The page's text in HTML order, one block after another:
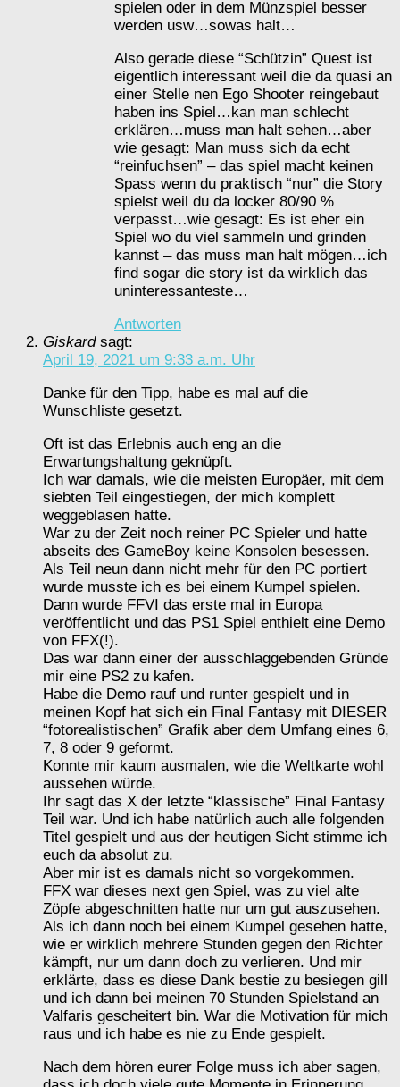
spielen oder in dem Münzspiel besser
werden usw…sowas halt…
Also gerade diese “Schützin” Quest ist
eigentlich interessant weil die da quasi an
einer Stelle nen Ego Shooter reingebaut
haben ins Spiel…kan man schlecht
erklären…muss man halt sehen…aber
wie gesagt: Man muss sich da echt
“reinfuchsen” – das spiel macht keinen
Spass wenn du praktisch “nur” die Story
spielst weil du da locker 80/90 %
verpasst…wie gesagt: Es ist eher ein
Spiel wo du viel sammeln und grinden
kannst – das muss man halt mögen…ich
find sogar die story ist da wirklich das
uninteressanteste…
Antworten
Giskard sagt:
April 19, 2021 um 9:33 a.m. Uhr
Danke für den Tipp, habe es mal auf die
Wunschliste gesetzt.
Oft ist das Erlebnis auch eng an die
Erwartungshaltung geknüpft.
Ich war damals, wie die meisten Europäer, mit dem
siebten Teil eingestiegen, der mich komplett
weggeblasen hatte.
War zu der Zeit noch reiner PC Spieler und hatte
abseits des GameBoy keine Konsolen besessen.
Als Teil neun dann nicht mehr für den PC portiert
wurde musste ich es bei einem Kumpel spielen.
Dann wurde FFVI das erste mal in Europa
veröffentlicht und das PS1 Spiel enthielt eine Demo
von FFX(!).
Das war dann einer der ausschlaggebenden Gründe
mir eine PS2 zu kafen.
Habe die Demo rauf und runter gespielt und in
meinen Kopf hat sich ein Final Fantasy mit DIESER
“fotorealistischen” Grafik aber dem Umfang eines 6,
7, 8 oder 9 geformt.
Konnte mir kaum ausmalen, wie die Weltkarte wohl
aussehen würde.
Ihr sagt das X der letzte “klassische” Final Fantasy
Teil war. Und ich habe natürlich auch alle folgenden
Titel gespielt und aus der heutigen Sicht stimme ich
euch da absolut zu.
Aber mir ist es damals nicht so vorgekommen.
FFX war dieses next gen Spiel, was zu viel alte
Zöpfe abgeschnitten hatte nur um gut auszusehen.
Als ich dann noch bei einem Kumpel gesehen hatte,
wie er wirklich mehrere Stunden gegen den Richter
kämpft, nur um dann doch zu verlieren. Und mir
erklärte, dass es diese Dank bestie zu besiegen gill
und ich dann bei meinen 70 Stunden Spielstand an
Valfaris gescheitert bin. War die Motivation für mich
raus und ich habe es nie zu Ende gespielt.
Nach dem hören eurer Folge muss ich aber sagen,